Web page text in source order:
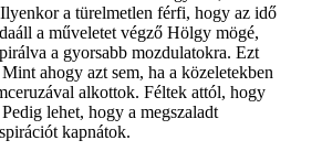
a türelmetlen férfi, hogy az idő
a műveletet végző Hölgy mögé,
a gyorsabb mozdulatokra. Ezt
ahogy azt sem, ha a közeletekben
alkottok. Féltek attól, hogy
lehet, hogy a megszaladt
kapnátok.